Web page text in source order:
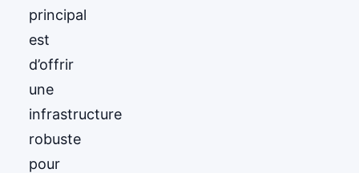
principal
est
d’offrir
une
infrastructure
robuste
pour